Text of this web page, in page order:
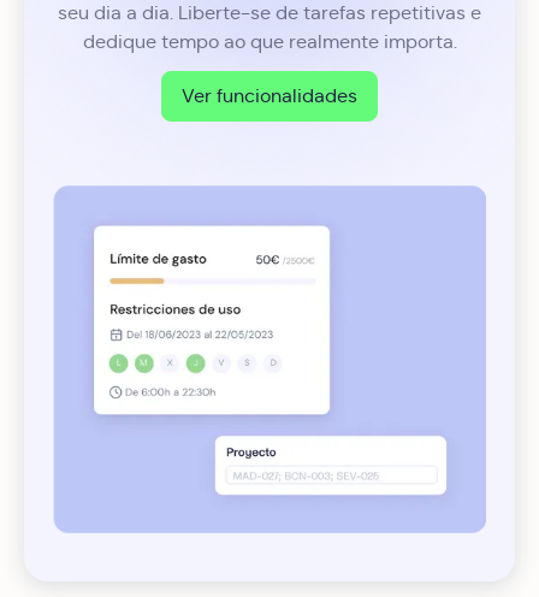
seu dia a dia. Liberte-se de tarefas repetitivas e
dedique tempo ao que realmente importa.
Ver funcionalidades